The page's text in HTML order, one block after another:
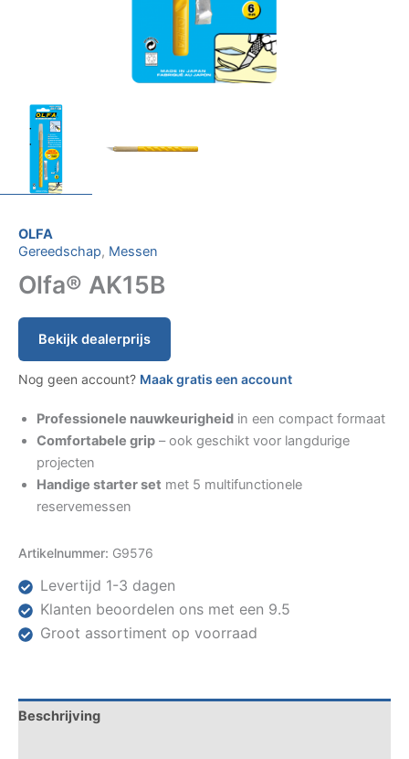
OLFA
Gereedschap, Messen
Olfa® AK15B
Bekijk dealerprijs
Nog geen account? Maak gratis een account
Professionele nauwkeurigheid in een compact formaat
Comfortabele grip – ook geschikt voor langdurige
projecten
Handige starter set met 5 multifunctionele
reservemessen
Artikelnummer: G9576
Levertijd 1-3 dagen
Klanten beoordelen ons met een 9.5
Groot assortiment op voorraad
Beschrijving